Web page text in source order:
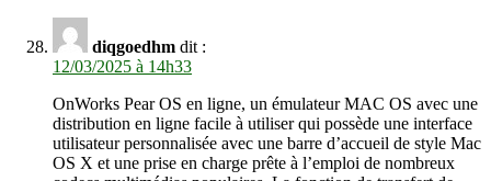
diqgoedhm dit :
12/03/2025 à 14h33
OnWorks Pear OS en ligne, un émulateur MAC OS avec une
distribution en ligne facile à utiliser qui possède une interface
utilisateur personnalisée avec une barre d’accueil de style Mac
OS X et une prise en charge prête à l’emploi de nombreux